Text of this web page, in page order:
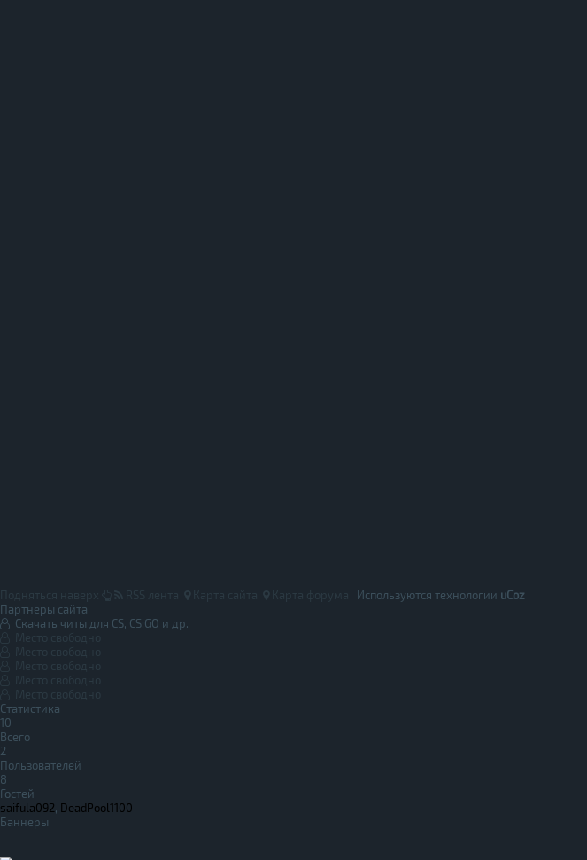
Используются технологии uCoz
Партнеры сайта
Скачать читы для CS, CS:GO и др.
Статистика
10
Всего
2
Пользователей
8
Гостей
saifula092, DeadPool1100
Баннеры